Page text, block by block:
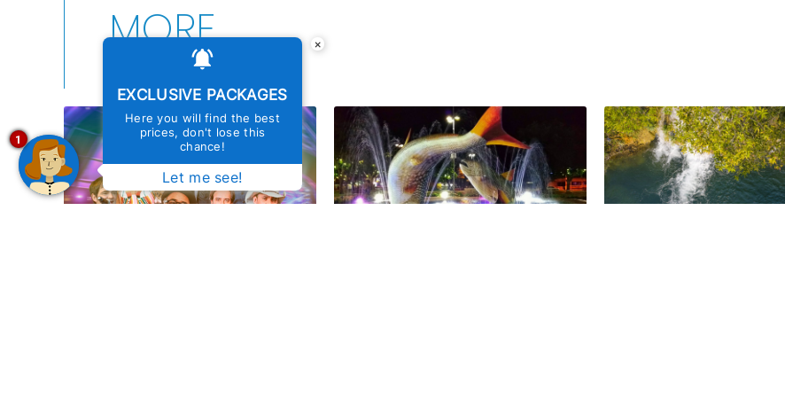
MORE
ARTICLES ×
EXCLUSIVE PACKAGES
Here you will find the best
prices, don't lose this
chance!
Let me see!
1